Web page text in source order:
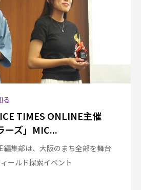
る
TIMES ONLINE主催
ーズ」MIC...
編集部は、大阪のまち全部を舞台
ールド探索イベント